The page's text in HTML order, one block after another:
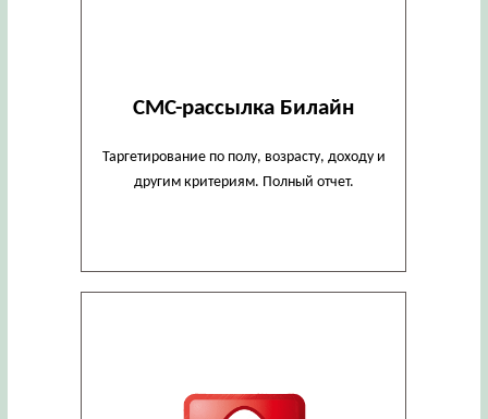
СМС-рассылка Билайн
Таргетирование по полу, возрасту, доходу и
другим критериям. Полный отчет.